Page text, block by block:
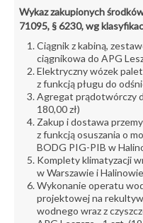
Wykaz zakupionych
71095, § 6230, wg
Ciągnik z kabiną,
ciągnikowa do APG
Elektryczny wózek
z funkcją pługu do
Agregat prądotwórczy
180,00 zł)
Zakup i dostawa
z funkcją osuszania o
BODG PIG-PIB w
Komplety klimatyzacji
w Warszawie i
Wykonanie operatu
projektowej na
wodnego wraz z